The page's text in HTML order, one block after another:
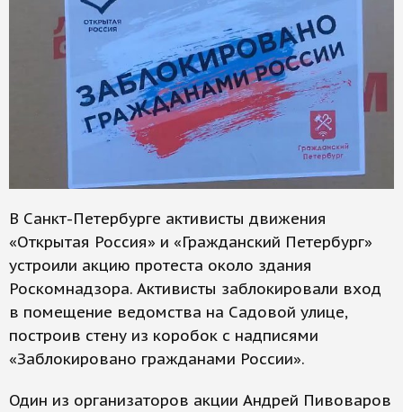
В Санкт-Петербурге активисты движения
«Открытая Россия» и «Гражданский Петербург»
устроили акцию протеста около здания
Роскомнадзора. Активисты заблокировали вход
в помещение ведомства на Садовой улице,
построив стену из коробок с надписями
«Заблокировано гражданами России».
Один из организаторов акции Андрей Пивоваров